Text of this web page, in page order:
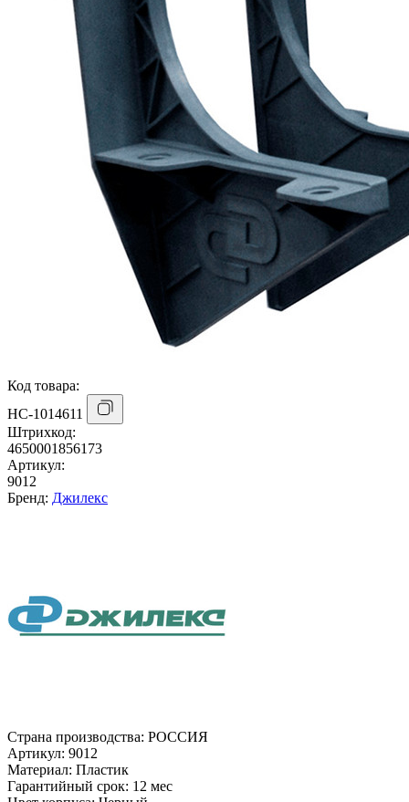
Код товара:
НС-1014611
Штрихкод:
4650001856173
Артикул:
9012
Бренд: Джилекс
Страна производства: РОССИЯ
Артикул: 9012
Материал: Пластик
Гарантийный срок: 12 мес